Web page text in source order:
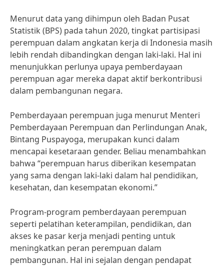
Menurut data yang dihimpun oleh Badan Pusat
Statistik (BPS) pada tahun 2020, tingkat partisipasi
perempuan dalam angkatan kerja di Indonesia masih
lebih rendah dibandingkan dengan laki-laki. Hal ini
menunjukkan perlunya upaya pemberdayaan
perempuan agar mereka dapat aktif berkontribusi
dalam pembangunan negara.
Pemberdayaan perempuan juga menurut Menteri
Pemberdayaan Perempuan dan Perlindungan Anak,
Bintang Puspayoga, merupakan kunci dalam
mencapai kesetaraan gender. Beliau menambahkan
bahwa “perempuan harus diberikan kesempatan
yang sama dengan laki-laki dalam hal pendidikan,
kesehatan, dan kesempatan ekonomi.”
Program-program pemberdayaan perempuan
seperti pelatihan keterampilan, pendidikan, dan
akses ke pasar kerja menjadi penting untuk
meningkatkan peran perempuan dalam
pembangunan. Hal ini sejalan dengan pendapat